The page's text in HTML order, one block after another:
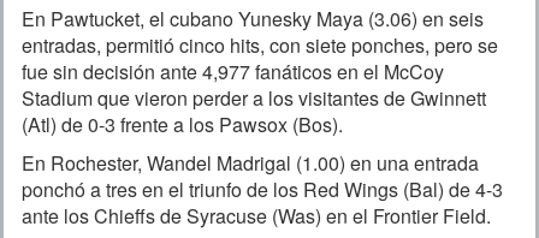
En Pawtucket, el cubano Yunesky Maya (3.06) en seis
entradas, permitió cinco hits, con siete ponches, pero se
fue sin decisión ante 4,977 fanáticos en el McCoy
Stadium que vieron perder a los visitantes de Gwinnett
(Atl) de 0-3 frente a los Pawsox (Bos).
En Rochester, Wandel Madrigal (1.00) en una entrada
ponchó a tres en el triunfo de los Red Wings (Bal) de 4-3
ante los Chieffs de Syracuse (Was) en el Frontier Field.